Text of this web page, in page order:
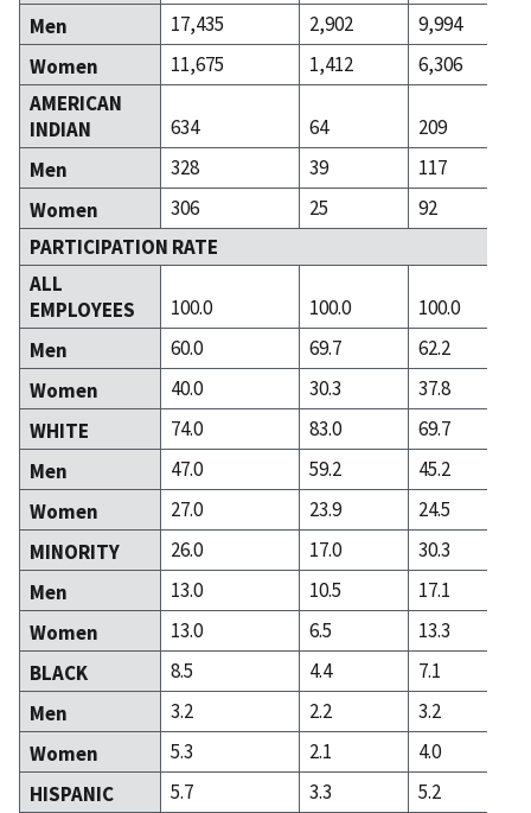
Men
17,435 2,902
9,994
Women
11,675 1,412
6,306
AMERICAN
INDIAN
634 64
209
Men
328 39
117
Women
306 25
92
PARTICIPATION RATE
ALL
EMPLOYEES
100.0 100.0
100.0
Men
60.0 69.7
62.2
Women
40.0 30.3
37.8
WHITE
74.0 83.0
69.7
Men
47.0 59.2
45.2
Women
27.0 23.9
24.5
MINORITY
26.0 17.0
30.3
Men
13.0 10.5
17.1
Women
13.0 6.5
13.3
BLACK
8.5 4.4
7.1
Men
3.2 2.2
3.2
Women
5.3 2.1
4.0
HISPANIC
5.7 3.3
5.2